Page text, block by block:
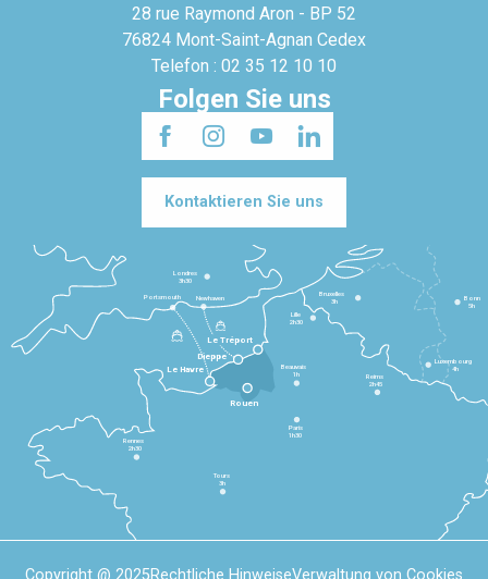
28 rue Raymond Aron - BP 52
76824 Mont-Saint-Agnan Cedex
Telefon : 02 35 12 10 10
Folgen Sie uns
Kontaktieren Sie uns
Le Havre
Dieppe
Le Tréport
Rennes
2h30
Tours
3h
Paris
1h30
Beauvais
1h
Reims
2h45
Lille
2h30
Bruxelles
3h
Londres
3h30
Newhaven
Portsmouth
Bonn
5h
Luxembourg
4h
Rouen
Copyright @ 2025Rechtliche HinweiseVerwaltung von Cookies